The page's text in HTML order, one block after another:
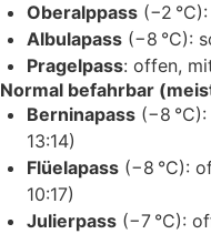
Oberalppass (−2
Albulapass (−8 °C):
Pragelpass: offen,
Normal befahrbar
Berninapass (−8
13:14)
Flüelapass (−8 °C):
10:17)
Julierpass (−7 °C):